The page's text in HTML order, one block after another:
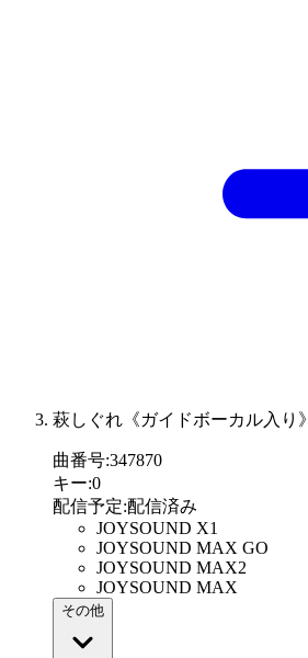
萩しぐれ《ガイドボーカル入り》
曲番号:347870
キー:0
配信予定:配信済み
JOYSOUND X1
JOYSOUND MAX GO
JOYSOUND MAX2
JOYSOUND MAX
その他